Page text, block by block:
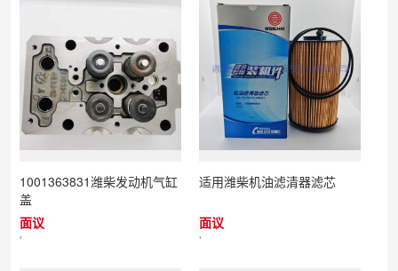
1001363831潍柴发动机气缸
盖
面议
'
适用潍柴机油滤清器滤芯
面议
'